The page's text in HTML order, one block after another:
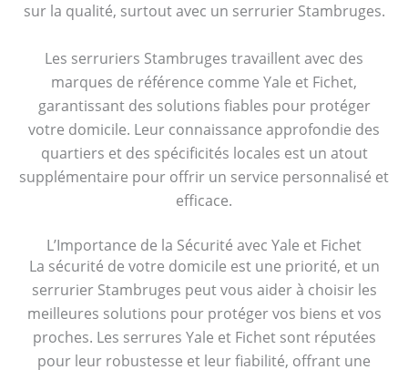
sur la qualité, surtout avec un serrurier Stambruges.
Les serruriers Stambruges travaillent avec des
marques de référence comme Yale et Fichet,
garantissant des solutions fiables pour protéger
votre domicile. Leur connaissance approfondie des
quartiers et des spécificités locales est un atout
supplémentaire pour offrir un service personnalisé et
efficace.
L’Importance de la Sécurité avec Yale et Fichet
La sécurité de votre domicile est une priorité, et un
serrurier Stambruges peut vous aider à choisir les
meilleures solutions pour protéger vos biens et vos
proches. Les serrures Yale et Fichet sont réputées
pour leur robustesse et leur fiabilité, offrant une